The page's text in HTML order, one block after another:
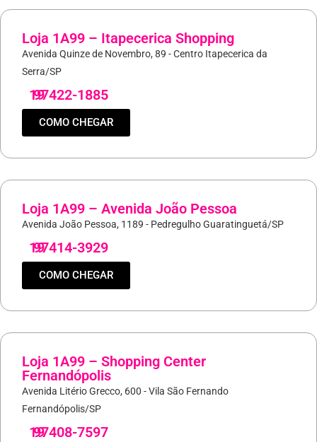
Loja 1A99 – Itapecerica Shopping
Avenida Quinze de Novembro, 89 - Centro Itapecerica da
Serra/SP
19
97422-1885
COMO CHEGAR
Loja 1A99 – Avenida João Pessoa
Avenida João Pessoa, 1189 - Pedregulho Guaratinguetá/SP
19
97414-3929
COMO CHEGAR
Loja 1A99 – Shopping Center
Fernandópolis
Avenida Litério Grecco, 600 - Vila São Fernando
Fernandópolis/SP
19
97408-7597